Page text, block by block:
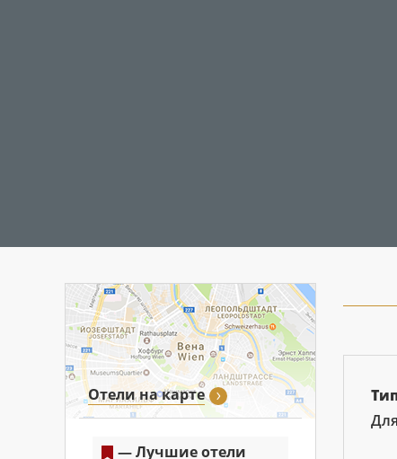
Отели на карте
— Лучшие отели